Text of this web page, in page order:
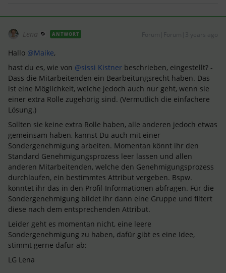
Lena ANTWORT
Hallo @Maike,
hast du es, wie von @sissi Kistner beschrieben, eingestellt? -
Dass die Mitarbeitenden ein Bearbeitungsrecht haben. Das
ist eine Möglichkeit, welche jedoch auch nur geht, wenn sie
einer extra Rolle zugehörig sind. (Vermutlich die einfachere
Lösung.)
Sollten sie keine extra Rolle haben, alle anderen jedoch etwas
gemeinsam haben, kannst Du auch mit einer
Sondergenehmigung arbeiten. Momentan könnt ihr den
Standard Genehmigungsprozess leer lassen und allen
anderen Mitarbeitenden, welche den Genehmigungsprozess
durchlaufen, ein bestimmtes Attribut vergeben. Bspw.
könntet ihr das in den Profil-Informationen abfragen. Für die
Sondergenehmigung bildet ihr dann eine Gruppe und filtert
diese nach dem entsprechenden Attribut.
Leider geht es momentan nicht, eine leere
Sondergenehmigung zu haben, dafür gibt es eine Idee,
stimmt gerne dafür ab:
LG Lena